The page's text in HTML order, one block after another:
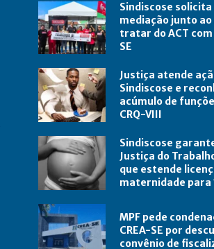
Sindiscose solicita
mediação junto ao
tratar do ACT com
SE
Justiça atende
Sindiscose e
acúmulo de
CRQ-VIII
Sindiscose
Justiça do
que estende
maternidade para
MPF pede
CREA-SE por
convênio de